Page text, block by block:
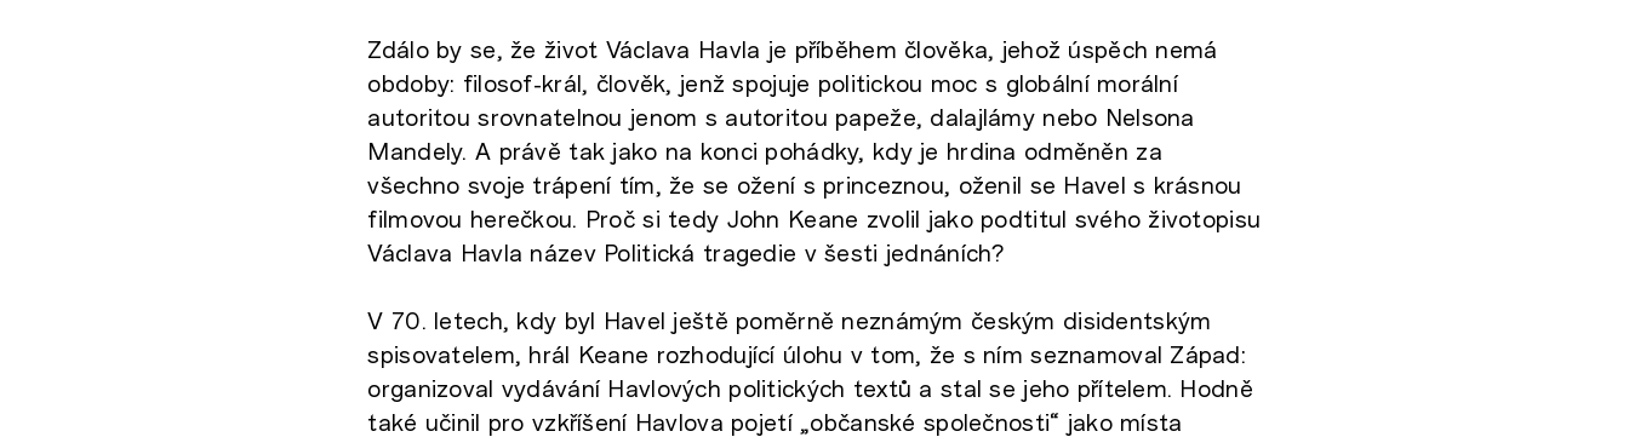
Zdálo by se, že život Václava Havla je příběhem člověka, jehož úspěch nemá
obdoby: filosof-král, člověk, jenž spojuje politickou moc s globální morální
autoritou srovnatelnou jenom s autoritou papeže, dalajlámy nebo Nelsona
Mandely. A právě tak jako na konci pohádky, kdy je hrdina odměněn za
všechno svoje trápení tím, že se ožení s princeznou, oženil se Havel s krásnou
filmovou herečkou. Proč si tedy John Keane zvolil jako podtitul svého životopisu
Václava Havla název Politická tragedie v šesti jednáních?
V 70. letech, kdy byl Havel ještě poměrně neznámým českým disidentským
spisovatelem, hrál Keane rozhodující úlohu v tom, že s ním seznamoval Západ:
organizoval vydávání Havlových politických textů a stal se jeho přítelem. Hodně
také učinil pro vzkříšení Havlova pojetí „občanské společnosti“ jako místa